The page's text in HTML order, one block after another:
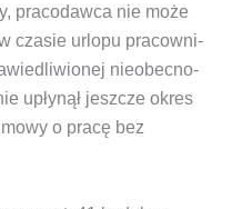
pra­co­daw­ca nie może
cza­sie urlo­pu pra­cow­ni­
nie­obec­no­
upły­nął jesz­cze okres
o pra­cę bez